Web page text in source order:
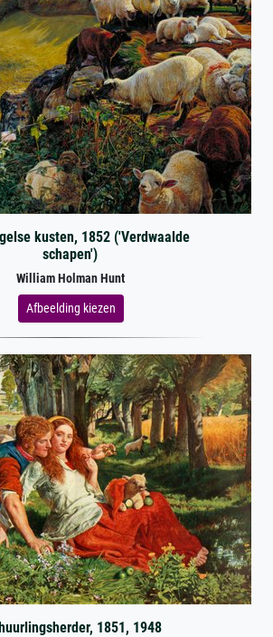
kusten, 1852 ('Verdwaalde
schapen')
William Holman Hunt
Afbeelding kiezen
1851, 1948